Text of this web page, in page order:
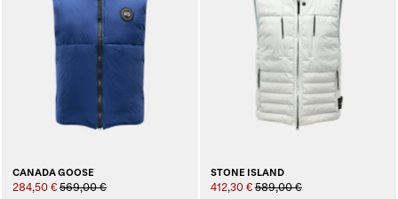
CANADA GOOSE
284,50 € 569,00 €
STONE ISLAND
412,30 € 589,00 €